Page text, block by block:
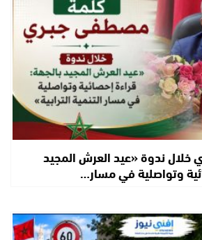
ندوة «عيد العرش المجيد
وتواصلية في مسار…